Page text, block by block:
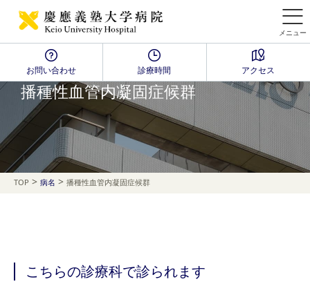
メニュー
お問い合わせ 診療時間 アクセス
Disease Name Search
播種性血管内凝固症候群
TOP > 病名 > 播種性血管内凝固症候群
こちらの診療科で診られます